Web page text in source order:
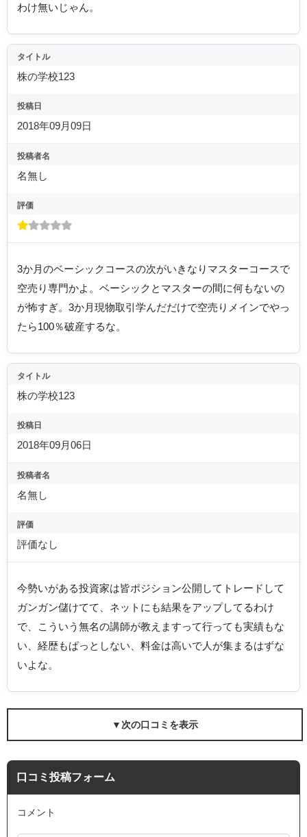
わけ無いじゃん。
タイトル
株の学校123
投稿日
2018年09月09日
投稿者名
名無し
評価
3か月のベーシックコースの次がいきなりマスターコースで
空売り専門かよ。ベーシックとマスターの間に何もないの
が怖すぎ。3か月現物取引学んだだけで空売りメインでやっ
たら100％破産するな。
タイトル
株の学校123
投稿日
2018年09月06日
投稿者名
名無し
評価
評価なし
今勢いがある投資家は皆ポジション公開してトレードして
ガンガン儲けてて、ネットにも結果をアップしてるわけ
で、こういう無名の講師が教えますって行っても実績もな
い、経歴もぱっとしない、料金は高いで人が集まるはずな
いよな。
▼次の口コミを表示
口コミ投稿フォーム
コメント